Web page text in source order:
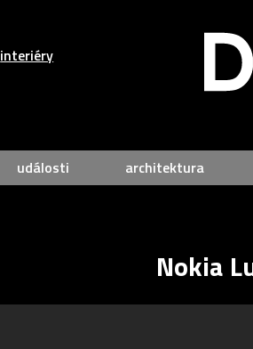
interiéry
události architektura
Nokia